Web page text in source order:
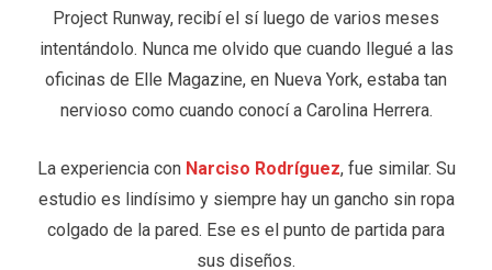
Project Runway, recibí el sí luego de varios meses
intentándolo. Nunca me olvido que cuando llegué a las
oficinas de Elle Magazine, en Nueva York, estaba tan
nervioso como cuando conocí a Carolina Herrera.
La experiencia con Narciso Rodríguez, fue similar. Su
estudio es lindísimo y siempre hay un gancho sin ropa
colgado de la pared. Ese es el punto de partida para
sus diseños.